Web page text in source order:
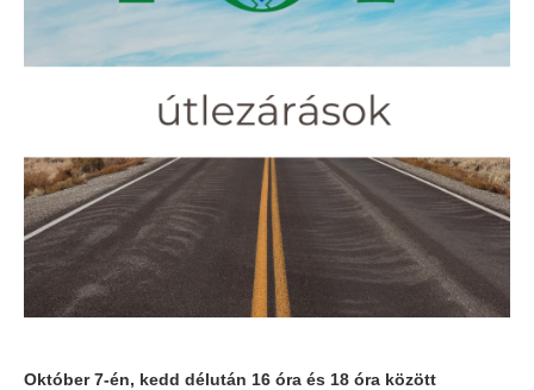
Október 7-én, kedd délután 16 óra és 18 óra között